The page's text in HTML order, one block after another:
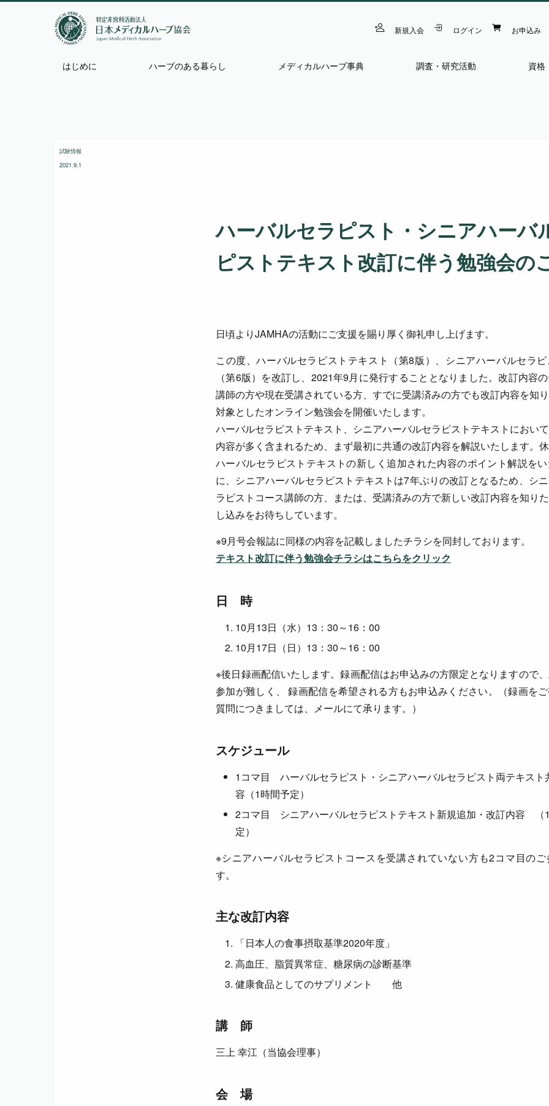
新規入会 ログイン お申込み
はじめに ハーブのある暮らし メディカルハーブ事典 調査・研究活動 資格
試験情報
2021.9.1
ハーバルセラピスト・シニアハーバ
ピストテキスト改訂に伴う勉強会の
日頃よりJAMHAの活動にご支援を賜り厚く御礼申し上げます。
この度、ハーバルセラピストテキスト（第8版）、シニアハーバルセラピ
（第6版）を改訂し、2021年9月に発行することとなりました。改訂内容
講師の方や現在受講されている方、すでに受講済みの方でも改訂内容を知
対象としたオンライン勉強会を開催いたします。
ハーバルセラピストテキスト、シニアハーバルセラピストテキストにおい
内容が多く含まれるため、まず最初に共通の改訂内容を解説いたします。
ハーバルセラピストテキストの新しく追加された内容のポイント解説を
に、シニアハーバルセラピストテキストは7年ぶりの改訂となるため、シ
ラピストコース講師の方、または、受講済みの方で新しい改訂内容を知り
し込みをお待ちしています。
※9月号会報誌に同様の内容を記載しましたチラシを同封しております。
テキスト改訂に伴う勉強会チラシはこちらをクリック
日 時
10月13日（水）13：30～16：00
10月17日（日）13：30～16：00
※後日録画配信いたします。録画配信はお申込みの方限定となりますので
参加が難しく、 録画配信を希望される方もお申込みください。（録画を
質問につきましては、メールにて承ります。）
スケジュール
1コマ目 ハーバルセラピスト・シニアハーバルセラピスト両テキスト
容（1時間予定）
2コマ目 シニアハーバルセラピストテキスト新規追加・改訂内容 （
定）
※シニアハーバルセラピストコースを受講されていない方も2コマ目の
す。
主な改訂内容
「日本人の食事摂取基準2020年度」
高血圧、脂質異常症、糖尿病の診断基準
健康食品としてのサプリメント 他
講 師
三上 幸江（当協会理事）
会 場